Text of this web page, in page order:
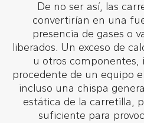
De no ser así, las
convertirían en una
presencia de gases o
liberados. Un exceso de
u otros componentes,
procedente de un equipo
incluso una chispa
estática de la carretilla,
suficiente para